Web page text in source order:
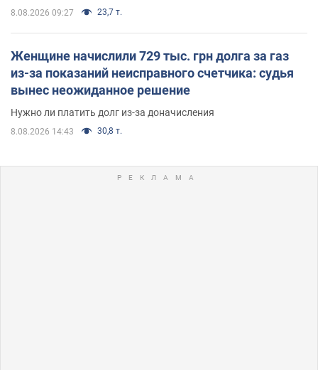
8.08.2026 09:27 23,7 т.
Женщине начислили 729 тыс. грн долга за газ
из-за показаний неисправного счетчика: судья
вынес неожиданное решение
Нужно ли платить долг из-за доначисления
8.08.2026 14:43 30,8 т.